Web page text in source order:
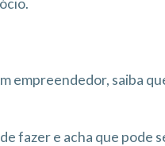
empreendedor, saiba
fazer e acha que pode